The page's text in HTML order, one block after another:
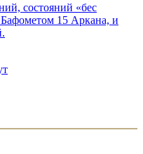
состояний «бес
15 Аркана, и